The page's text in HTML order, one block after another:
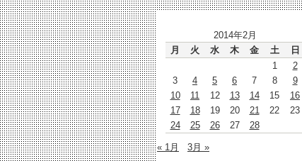
2014年2月
月
火 水 木 金 土
日
1
2
3
4 5 6 7 8
9
10
11 12 13 14 15
16
17
18 19 20 21 22
23
24
25 26 27 28
« 1月 3月 »